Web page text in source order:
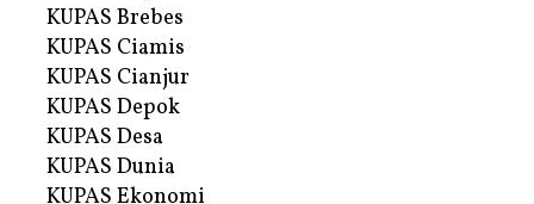
KUPAS Brebes
KUPAS Ciamis
KUPAS Cianjur
KUPAS Depok
KUPAS Desa
KUPAS Dunia
KUPAS Ekonomi